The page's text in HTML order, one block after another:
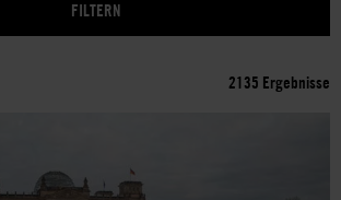
2135 Ergebnisse